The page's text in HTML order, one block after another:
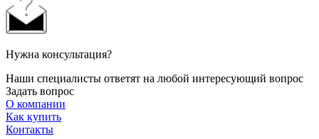
Нужна консультация?
Наши специалисты ответят на любой интересующий вопрос
Задать вопрос
О компании
Как купить
Контакты